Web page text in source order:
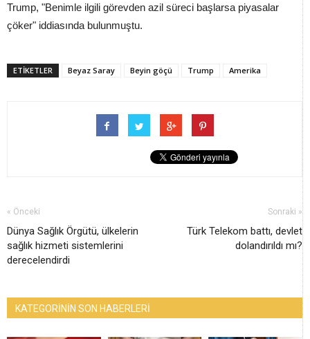
Trump, "Benimle ilgili görevden azil süreci başlarsa piyasalar
çöker" iddiasında bulunmuştu.
ETİKETLER Beyaz Saray Beyin göçü Trump Amerika
« Önceki
Dünya Sağlık Örgütü, ülkelerin
sağlık hizmeti sistemlerini
derecelendirdi
Sonraki »
Türk Telekom battı, devlet
dolandırıldı mı?
KATEGORİNİN SON HABERLERİ